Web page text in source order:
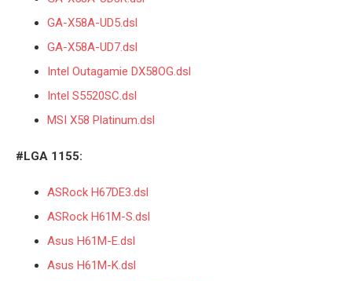
GA-X58A-UD5.dsl
GA-X58A-UD7.dsl
Intel Outagamie DX58OG.dsl
Intel S5520SC.dsl
MSI X58 Platinum.dsl
#LGA 1155:
ASRock H67DE3.dsl
ASRock H61M-S.dsl
Asus H61M-E.dsl
Asus H61M-K.dsl